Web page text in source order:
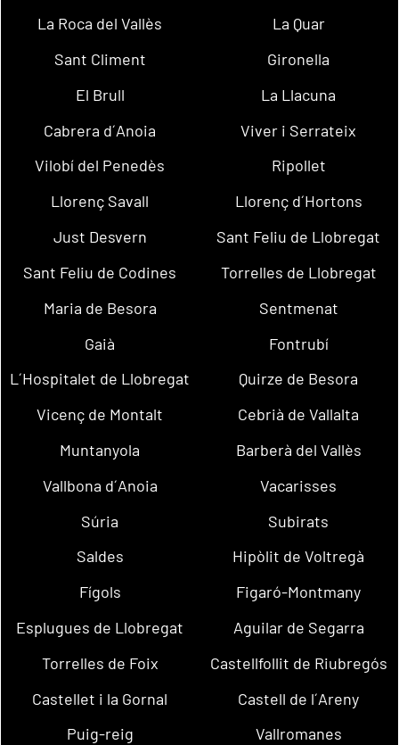
La Roca del Vallès
La Quar
Sant Climent
Gironella
El Brull
La Llacuna
Cabrera d´Anoia
Viver i Serrateix
Vilobí del Penedès
Ripollet
Llorenç Savall
Llorenç d´Hortons
Just Desvern
Sant Feliu de Llobregat
Sant Feliu de Codines
Torrelles de Llobregat
Maria de Besora
Sentmenat
Gaià
Fontrubí
L´Hospitalet de Llobregat
Quirze de Besora
Vicenç de Montalt
Cebrià de Vallalta
Muntanyola
Barberà del Vallès
Vallbona d´Anoia
Vacarisses
Súria
Subirats
Saldes
Hipòlit de Voltregà
Fígols
Figaró-Montmany
Esplugues de Llobregat
Aguilar de Segarra
Torrelles de Foix
Castellfollit de Riubregós
Castellet i la Gornal
Castell de l´Areny
Puig-reig
Vallromanes